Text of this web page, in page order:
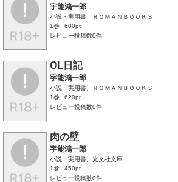
宇能鴻一郎
小説・実用書、ＲＯＭＡＮＢＯＯＫＳ
1巻
600pt
レビュー投稿数0件
OL日記
宇能鴻一郎
小説・実用書、ＲＯＭＡＮＢＯＯＫＳ
1巻
620pt
レビュー投稿数0件
肉の壁
宇能鴻一郎
小説・実用書、光文社文庫
1巻
450pt
レビュー投稿数0件